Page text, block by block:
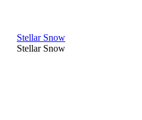
Stellar Snow
Stellar Snow